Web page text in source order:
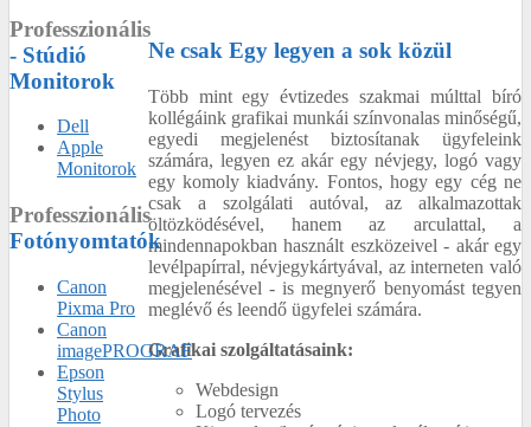
Ne csak Egy legyen a sok közül
Több mint egy évtizedes szakmai múlttal bíró
kollégáink grafikai munkái színvonalas minőségű,
egyedi megjelenést biztosítanak ügyfeleink
számára, legyen ez akár egy névjegy, logó vagy
egy komoly kiadvány. Fontos, hogy egy cég ne
csak a szolgálati autóval, az alkalmazottak
öltözködésével, hanem az arculattal, a
mindennapokban használt eszközeivel - akár egy
levélpapírral, névjegykártyával, az interneten való
megjelenésével - is megnyerő benyomást tegyen
meglévő és leendő ügyfelei számára.
Grafikai szolgáltatásaink:
Webdesign
Logó tervezés
Professzionális
- Stúdió
Monitorok
Dell
Apple
Monitorok
Professzionális
Fotónyomtatók
Canon
Pixma Pro
Canon
imagePROGRAF
Epson
Stylus
Photo